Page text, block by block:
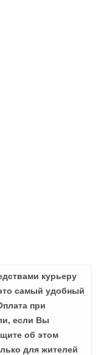
курьеру
самый удобный
при
если Вы
об этом
для жителей